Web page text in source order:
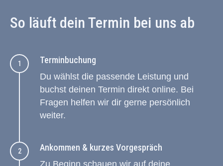
So läuft dein Termin bei uns ab
Terminbuchung
Du wählst die passende Leistung und
buchst deinen Termin direkt online. Bei
Fragen helfen wir dir gerne persönlich
weiter.
Ankommen & kurzes Vorgespräch
Zu Beginn schauen wir auf deine